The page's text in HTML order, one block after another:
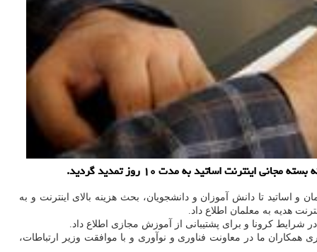
اساتید به مدت ۱۰ روز تمدید گردید.
و اساتید تا دانش آموزان و دانشجویان، بحث هزینه بالای اینترنت و به
هدیه به معلمان اطلاع داد.
شرایط کرونا و برای پشتیبانی از آموزش مجازی اطلاع داد.
ما در معاونت فناوری و نوآوری و با موافقت وزیر ارتباطات،